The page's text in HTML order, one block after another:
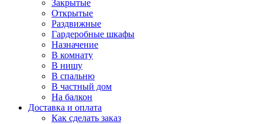
Закрытые
Открытые
Раздвижные
Гардеробные шкафы
Назначение
В комнату
В нишу
В спальню
В частный дом
На балкон
Доставка и оплата
Как сделать заказ